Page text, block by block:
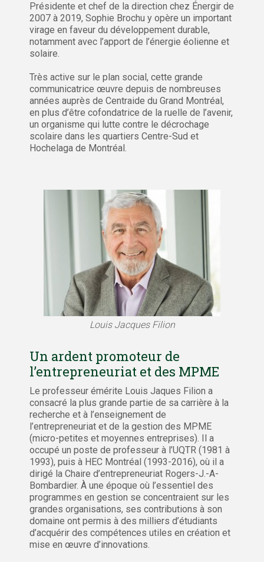
Présidente et chef de la direction chez Énergir de
2007 à 2019, Sophie Brochu y opère un important
virage en faveur du développement durable,
notamment avec l’apport de l’énergie éolienne et
solaire.
Très active sur le plan social, cette grande
communicatrice œuvre depuis de nombreuses
années auprès de Centraide du Grand Montréal,
en plus d’être cofondatrice de la ruelle de l’avenir,
un organisme qui lutte contre le décrochage
scolaire dans les quartiers Centre-Sud et
Hochelaga de Montréal.
Louis Jacques Filion
Un ardent promoteur de
l’entrepreneuriat et des MPME
Le professeur émérite Louis Jaques Filion a
consacré la plus grande partie de sa carrière à la
recherche et à l’enseignement de
l’entrepreneuriat et de la gestion des MPME
(micro-petites et moyennes entreprises). Il a
occupé un poste de professeur à l’UQTR (1981 à
1993), puis à HEC Montréal (1993-2016), où il a
dirigé la Chaire d’entrepreneuriat Rogers-J.-A-
Bombardier. À une époque où l’essentiel des
programmes en gestion se concentraient sur les
grandes organisations, ses contributions à son
domaine ont permis à des milliers d’étudiants
d’acquérir des compétences utiles en création et
mise en œuvre d’innovations.